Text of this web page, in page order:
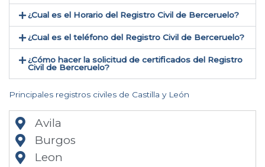
¿Cual es el Horario del Registro Civil de Berceruelo?
¿Cual es el teléfono del Registro Civil de Berceruelo​?
¿Cómo hacer la solicitud de certificados del Registro
Civil de Berceruelo​?
Principales registros civiles de Castilla y León
Avila
Burgos
Leon